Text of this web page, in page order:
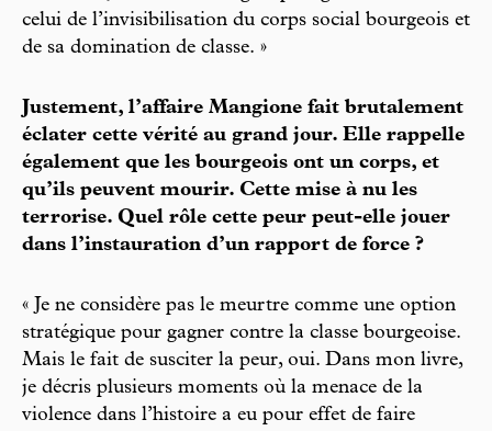
celui de l’invisibilisation du corps social bourgeois et
de sa domination de classe. »
Justement, l’affaire Mangione fait brutalement
éclater cette vérité au grand jour. Elle rappelle
également que les bourgeois ont un corps, et
qu’ils peuvent mourir. Cette mise à nu les
terrorise. Quel rôle cette peur peut-elle jouer
dans l’instauration d’un rapport de force ?
« Je ne considère pas le meurtre comme une option
stratégique pour gagner contre la classe bourgeoise.
Mais le fait de susciter la peur, oui. Dans mon livre,
je décris plusieurs moments où la menace de la
violence dans l’histoire a eu pour effet de faire